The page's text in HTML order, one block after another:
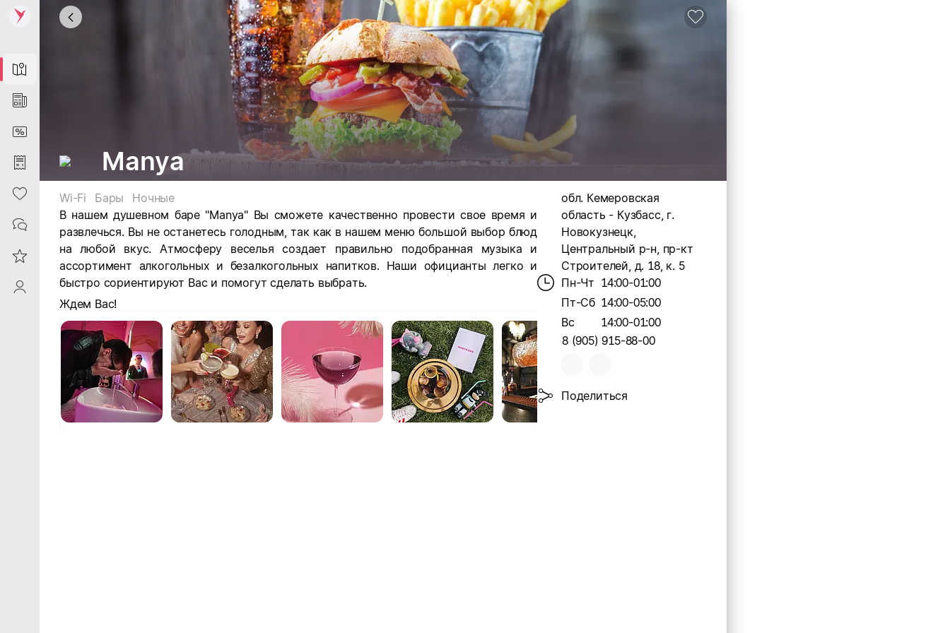
Map
News
DiscountCard
Purchases
Heart
Contacts
Reviews
ProfileSaby
Manya
Wi-Fi Бары
Ночные
В нашем душевном баре "Manya" Вы сможете качественно провести свое время и
развлечься. Вы не останетесь голодным, так как в нашем меню большой выбор блюд
на любой вкус. Атмосферу веселья создает правильно подобранная музыка и
ассортимент алкогольных и безалкогольных напитков. Наши официанты легко и
быстро сориентируют Вас и помогут сделать выбрать.
Ждем Вас!
обл. Кемеровская
область - Кузбасс, г.
Новокузнецк,
Центральный р-н, пр-кт
Строителей, д. 18, к. 5
Пн-Чт 14:00-01:00
Пт-Сб 14:00-05:00
Вс
14:00-01:00
8 (905) 915-88-00
Поделиться